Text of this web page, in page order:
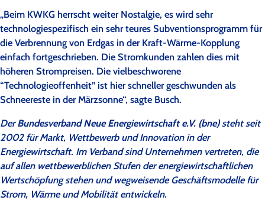
„Beim KWKG herrscht weiter Nostalgie, es wird sehr
technologiespezifisch ein sehr teures Subventionsprogramm für
die Verbrennung von Erdgas in der Kraft-Wärme-Kopplung
einfach fortgeschrieben. Die Stromkunden zahlen dies mit
höheren Strompreisen. Die vielbeschworene
“Technologieoffenheit” ist hier schneller geschwunden als
Schneereste in der Märzsonne“, sagte Busch.
DerBundesverband Neue Energiewirtschaft e.V. (bne)steht seit
2002 für Markt, Wettbewerb und Innovation in der
Energiewirtschaft. Im Verband sind Unternehmen vertreten, die
auf allen wettbewerblichen Stufen der energiewirtschaftlichen
Wertschöpfung stehen und wegweisende Geschäftsmodelle für
Strom, Wärme und Mobilität entwickeln.